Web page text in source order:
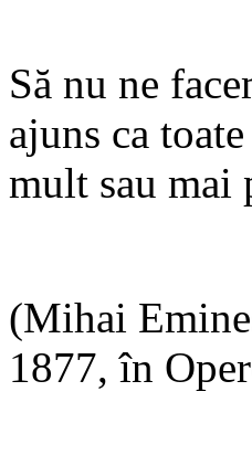
Să nu ne
ajuns ca
mult sau mai
(Mihai
1877, în